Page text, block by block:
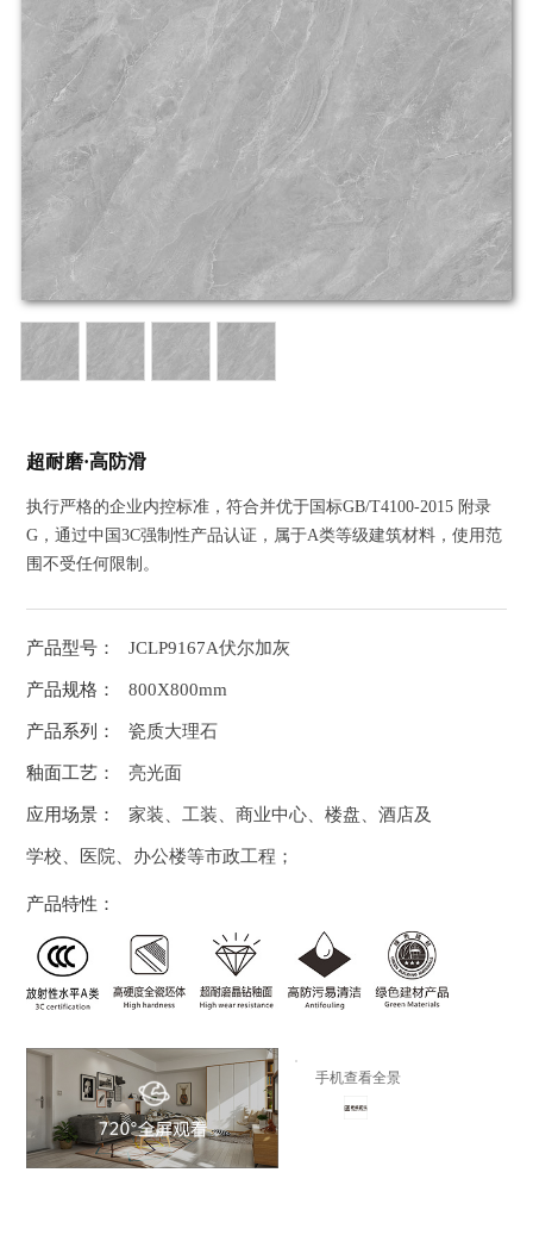
超耐磨·高防滑
执行严格的企业内控标准，符合并优于国标GB/T4100-2015 附录
G，通过中国3C强制性产品认证，属于A类等级建筑材料，使用范
围不受任何限制。
产品型号： JCLP9167A伏尔加灰
产品规格： 800X800mm
产品系列： 瓷质大理石
釉面工艺： 亮光面
应用场景： 家装、工装、商业中心、楼盘、酒店及
学校、医院、办公楼等市政工程；
产品特性：
手机查看全景